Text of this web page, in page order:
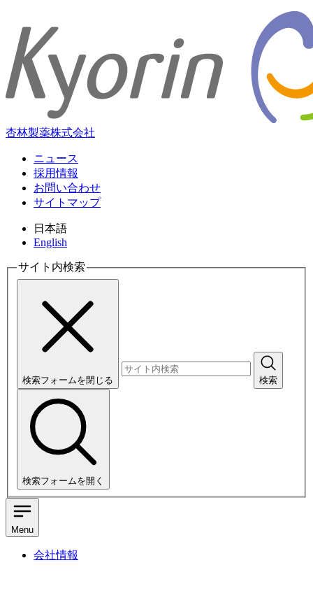
杏林製薬株式会社
ニュース
採用情報
お問い合わせ
サイトマップ
日本語
English
サイト内検索
検索フォームを閉じる 検索
検索フォームを開く
Menu
会社情報